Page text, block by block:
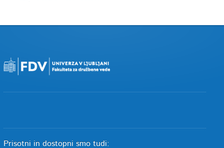
Prisotni in dostopni smo tudi: